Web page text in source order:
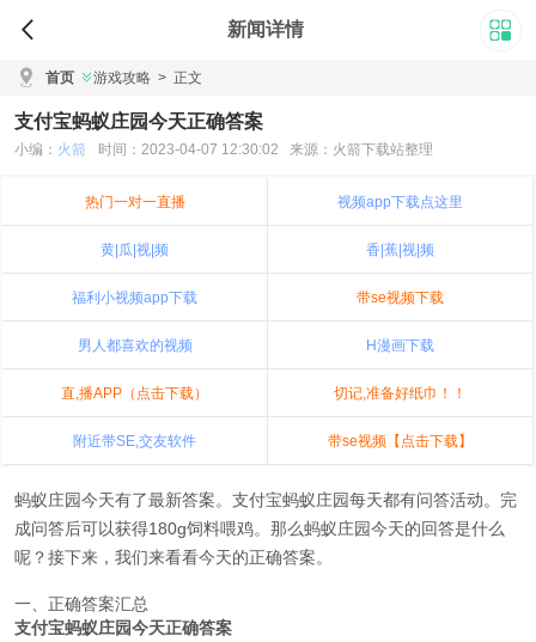
新闻详情
首页 游戏攻略 > 正文
支付宝蚂蚁庄园今天正确答案
小编： 火箭 时间：2023-04-07 12:30:02 来源：火箭下载站整理
热门一对一直播 视频app下载点这里
黄|瓜|视|频 香|蕉|视|频
福利小视频app下载 带se视频下载
男人都喜欢的视频 H漫画下载
直,播APP（点击下载） 切记,准备好纸巾！！
附近带SE,交友软件 带se视频【点击下载】
蚂蚁庄园今天有了最新答案。支付宝蚂蚁庄园每天都有问答活动。完
成问答后可以获得180g饲料喂鸡。那么蚂蚁庄园今天的回答是什么
呢？接下来，我们来看看今天的正确答案。
一、正确答案汇总
支付宝蚂蚁庄园今天正确答案